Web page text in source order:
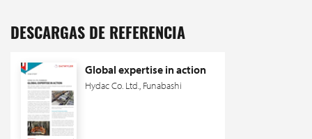
DESCARGAS DE REFERENCIA
Global expertise in action
Hydac Co. Ltd., Funabashi